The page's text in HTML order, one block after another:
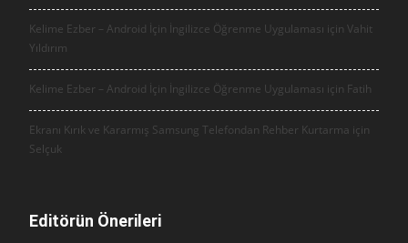
Kelime Ezber – Android İçin İngilizce Öğrenme Uygulaması için Vahit
Yıldırım
Kelime Ezber – Android İçin İngilizce Öğrenme Uygulaması için Fatih
Ekranı Kırık ve Kararmış Samsung Telefondan Rehber Kurtarma için
Selçuk
Editörün Önerileri